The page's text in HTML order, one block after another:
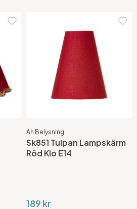
Ah Belysning
Sk851 Tulpan Lampskärm
Röd Klo E14
189 kr